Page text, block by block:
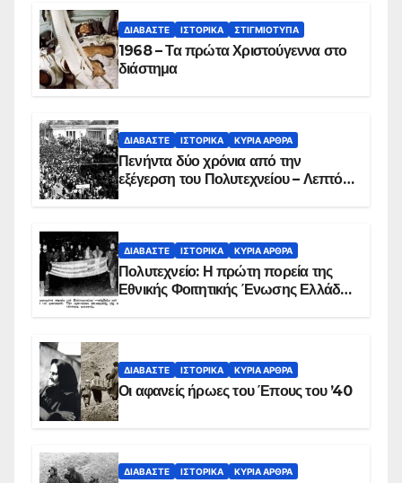
ΔΙΑΒΆΣΤΕ ΙΣΤΟΡΙΚΆ ΣΤΙΓΜΙΌΤΥΠΑ
1968 – Τα πρώτα Χριστούγεννα στο
διάστημα
ΔΙΑΒΆΣΤΕ ΙΣΤΟΡΙΚΆ ΚΥΡΙΑ ΑΡΘΡΑ
Πενήντα δύο χρόνια από την
εξέγερση του Πολυτεχνείου – Λεπτό
ΔΙΑΒΆΣΤΕ ΙΣΤΟΡΙΚΆ ΚΥΡΙΑ ΑΡΘΡΑ
Πολυτεχνείο: Η πρώτη πορεία της
Εθνικής Φοιτητικής Ένωσης Ελλάδος
ΔΙΑΒΆΣΤΕ ΙΣΤΟΡΙΚΆ ΚΥΡΙΑ ΑΡΘΡΑ
Οι αφανείς ήρωες του Έπους του ’40
ΔΙΑΒΆΣΤΕ ΙΣΤΟΡΙΚΆ ΚΥΡΙΑ ΑΡΘΡΑ